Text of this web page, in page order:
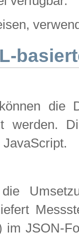
die
werden.
im JSON-